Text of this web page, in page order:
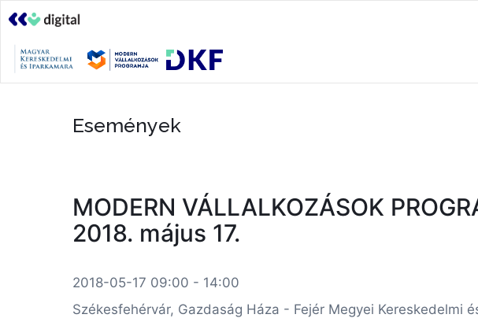
Események
MODERN VÁLLALKOZÁSOK
2018. május 17.
2018-05-17 09:00 - 14:00
Székesfehérvár, Gazdaság Háza - Fejér Megyei Kereskedelmi